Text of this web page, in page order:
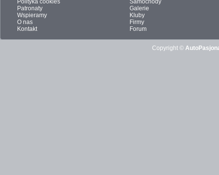
Polityka cookies
Patronaty
Wspieramy
O nas
Kontakt
Samochody
Galerie
Kluby
Firmy
Forum
Copyright ©